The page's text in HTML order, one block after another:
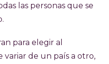
las personas que se
para elegir al
de un país a otro,